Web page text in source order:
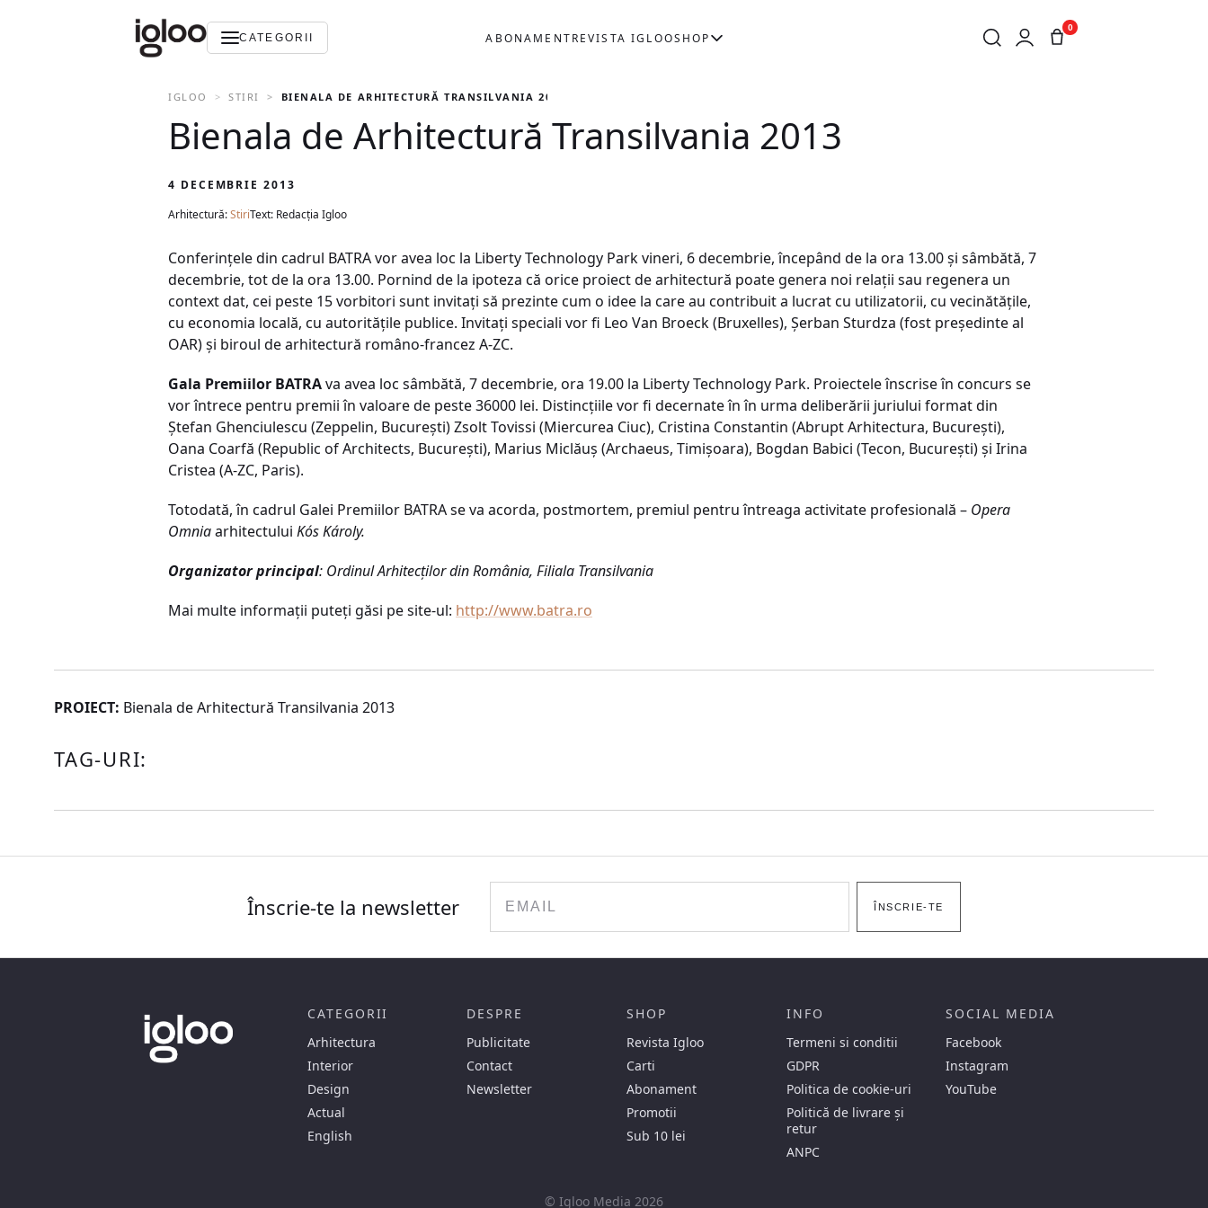
CATEGORII ABONAMENTREVISTA IGLOOSHOP
0
IGLOO STIRI BIENALA DE ARHITECTURĂ TRANSILVANIA 2013
Bienala de Arhitectură Transilvania 2013
4 DECEMBRIE 2013
Arhitectură:StiriText: Redacția Igloo
Conferinţele din cadrul BATRA vor avea loc la Liberty Technology Park vineri, 6 decembrie, începând de la ora 13.00 şi sâmbătă, 7
decembrie, tot de la ora 13.00. Pornind de la ipoteza că orice proiect de arhitectură poate genera noi relaţii sau regenera un
context dat, cei peste 15 vorbitori sunt invitaţi să prezinte cum o idee la care au contribuit a lucrat cu utilizatorii, cu vecinătăţile,
cu economia locală, cu autorităţile publice. Invitaţi speciali vor fi Leo Van Broeck (Bruxelles), Şerban Sturdza (fost preşedinte al
OAR) şi biroul de arhitectură româno-francez A-ZC.
Gala Premiilor BATRAva avea loc sâmbătă, 7 decembrie, ora 19.00 la Liberty Technology Park. Proiectele înscrise în concurs se
vor întrece pentru premii în valoare de peste 36000 lei. Distincţiile vor fi decernate în în urma deliberării juriului format din
Ştefan Ghenciulescu (Zeppelin, Bucureşti) Zsolt Tovissi (Miercurea Ciuc), Cristina Constantin (Abrupt Arhitectura, Bucureşti),
Oana Coarfă (Republic of Architects, Bucureşti), Marius Miclăuş (Archaeus, Timişoara), Bogdan Babici (Tecon, Bucureşti) şi Irina
Cristea (A-ZC, Paris).
Totodată, în cadrul Galei Premiilor BATRA se va acorda, postmortem, premiul pentru întreaga activitate profesională – Opera
Omniaarhitectului Kós Károly.
Organizator principal: Ordinul Arhitecţilor din România, Filiala Transilvania
Mai multe informaţii puteţi găsi pe site-ul: http://www.batra.ro
PROIECT: Bienala de Arhitectură Transilvania 2013
TAG-URI:
Înscrie-te la newsletter ÎNSCRIE-TE
CATEGORII
Arhitectura
Interior
Design
Actual
English
DESPRE
Publicitate
Contact
Newsletter
SHOP
Revista Igloo
Carti
Abonament
Promotii
Sub 10 lei
INFO
Termeni si conditii
GDPR
Politica de cookie-uri
Politică de livrare și
retur
ANPC
SOCIAL MEDIA
Facebook
Instagram
YouTube
© Igloo Media 2026